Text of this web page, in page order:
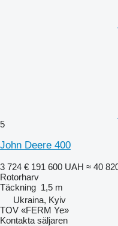
5
John Deere 400
3 724 € 191 600 UAH ≈ 40
Rotorharv
Täckning 1,5 m
Ukraina, Kyiv
TOV «FERM Ye»
Kontakta säljaren